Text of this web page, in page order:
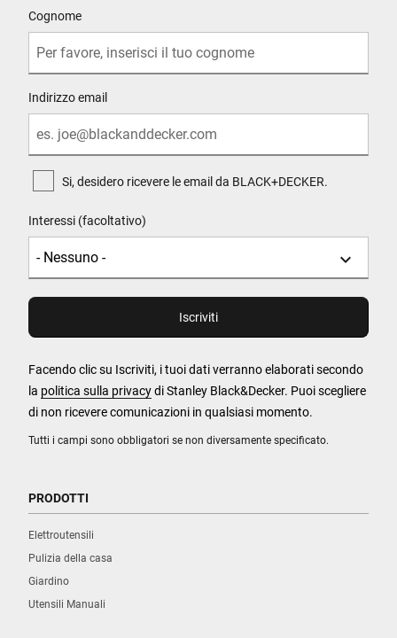
Tutti i campi sono obbligatori se non diversamente specificato.
Cognome
Indirizzo email
Si, desidero ricevere le email da BLACK+DECKER.
Interessi (facoltativo)
Facendo clic su Iscriviti, i tuoi dati verranno elaborati secondo
la politica sulla privacydi Stanley Black&Decker. Puoi scegliere
di non ricevere comunicazioni in qualsiasi momento.
PRODOTTI
Elettroutensili
Pulizia della casa
Giardino
Utensili Manuali